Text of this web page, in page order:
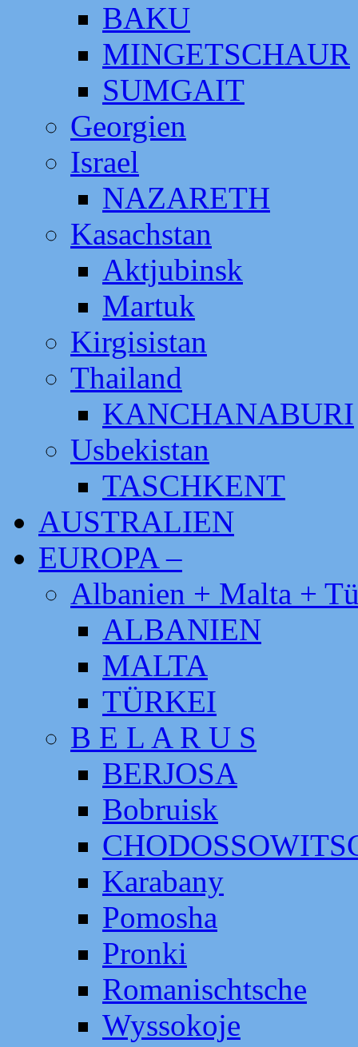
BAKU
MINGETSCHAUR
SUMGAIT
Georgien
Israel
NAZARETH
Kasachstan
Aktjubinsk
Martuk
Kirgisistan
Thailand
KANCHANABURI
Usbekistan
TASCHKENT
AUSTRALIEN
EUROPA –
Albanien + Malta +
ALBANIEN
MALTA
TÜRKEI
B E L A R U S
BERJOSA
Bobruisk
Karabany
Pomosha
Pronki
Romanischtsche
Wyssokoje